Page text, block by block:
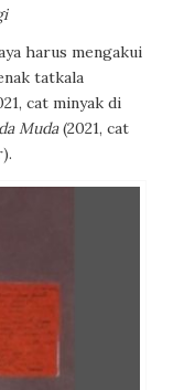
harus mengakui
tatkala
cat minyak di
Muda(2021, cat